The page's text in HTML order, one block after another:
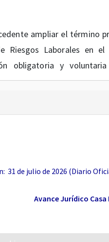
ampliar el término
Riesgos Laborales en
obligatoria y
número 1895 de
de información
de julio de 2026 (Diario
Avance Jurídico Casa